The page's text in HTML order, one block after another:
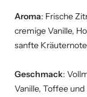
Aroma: Frische
cremige Vanille,
sanfte
Geschmack:
Vanille, Toffee